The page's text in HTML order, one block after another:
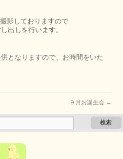
影しておりますので
出しを行います。
となりますので、お時間をいた
９月お誕生会 →